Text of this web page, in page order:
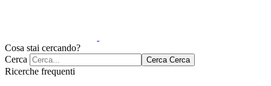
Cosa stai cercando?
Cerca
Cerca Cerca
Ricerche frequenti